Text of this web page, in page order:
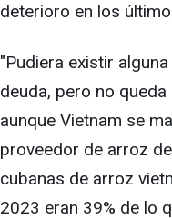
deterioro en los
"Pudiera existir
deuda, pero no
aunque Vietnam se
proveedor de arroz
cubanas de arroz
2023 eran 39% de lo